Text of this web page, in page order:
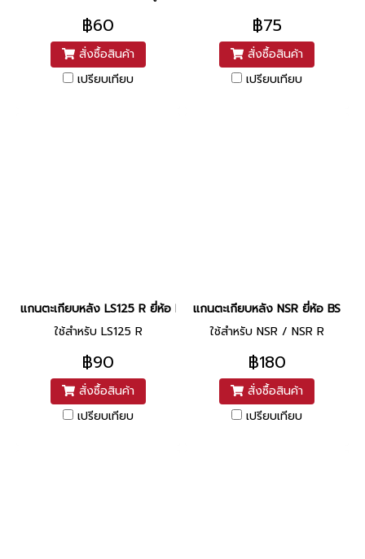
฿60
สั่งซื้อสินค้า
เปรียบเทียบ
฿75
สั่งซื้อสินค้า
เปรียบเทียบ
แกนตะเกียบหลัง LS125 R ยี่ห้อ BS
ใช้สำหรับ LS125 R
฿90
สั่งซื้อสินค้า
เปรียบเทียบ
แกนตะเกียบหลัง NSR ยี่ห้อ BS
ใช้สำหรับ NSR / NSR R
฿180
สั่งซื้อสินค้า
เปรียบเทียบ